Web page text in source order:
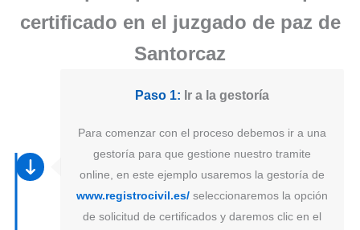
certificado en el juzgado de paz de
Santorcaz
Paso 1: Ir a la gestoría
Para comenzar con el proceso debemos ir a una
gestoría para que gestione nuestro tramite
online, en este ejemplo usaremos la gestoría de
www.registrocivil.es/ seleccionaremos la opción
de solicitud de certificados y daremos clic en el